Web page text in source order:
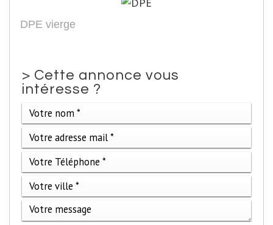
DPE vierge
> Cette annonce vous
intéresse ?